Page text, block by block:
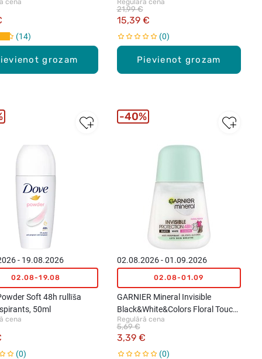
grozam
14
Pievienot grozam
50ml
15,39 €
21,99 €
0
- 19.08.2026
02.08-19.08
Soft 48h rullīša
50ml
cena
0
02.08.2026 - 01.09.2026
02.08-01.09
GARNIER Mineral Invisible
Black&White&Colors Floral Touch
48h dezodorants-rullītis, 50ml
Regulārā cena
3,39 €
5,69 €
0
40%